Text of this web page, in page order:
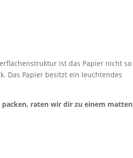
ist das Papier nicht so
Das Papier besitzt ein leuchtendes
raten wir dir zu einem matten